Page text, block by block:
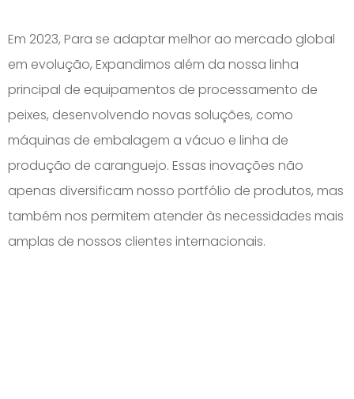
Em 2023, Para se adaptar melhor ao mercado global
em evolução, Expandimos além da nossa linha
principal de equipamentos de processamento de
peixes, desenvolvendo novas soluções, como
máquinas de embalagem a vácuo e linha de
produção de caranguejo. Essas inovações não
apenas diversificam nosso portfólio de produtos, mas
também nos permitem atender às necessidades mais
amplas de nossos clientes internacionais.